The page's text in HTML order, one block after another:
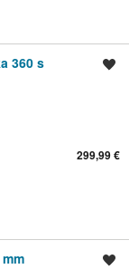
360 s
299,99 €